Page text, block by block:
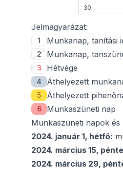
30
Jelmagyarázat:
1 Munkanap, tanítási
2 Munkanap,
3 Hétvége
4 Áthelyezett
5 Áthelyezett
6
Munkaszüneti nap
Munkaszüneti napok
2024. január 1, hétfő:
2024. március 15,
2024. március 29,